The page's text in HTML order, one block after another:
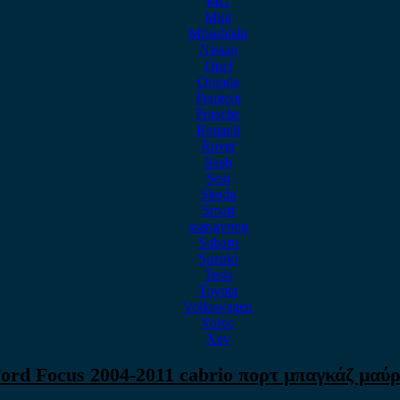
Mini
Mitsubishi
Nissan
Opel
Omoda
Peugeot
Porsche
Renault
Rover
Saab
Seat
Skoda
Smart
ssangyong
Subaru
Suzuki
Tesla
Toyota
Volkswagen
Volvo
Xev
Focus 2004-2011 cabrio πορτ μπαγκάζ